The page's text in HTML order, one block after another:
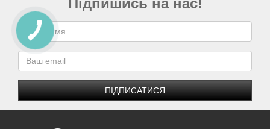
Підпишись на нас!
ПІДПИСАТИСЯ